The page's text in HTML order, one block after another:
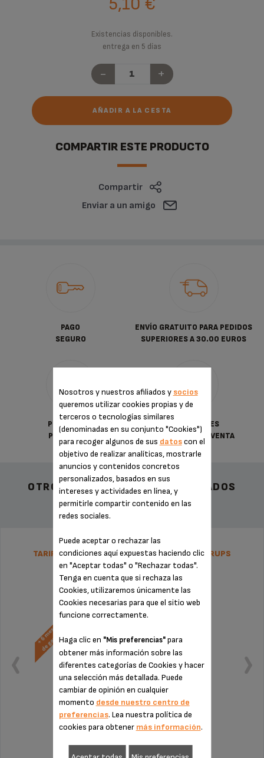
5,10 €
Existencias disponibles.
entrega en 5 días
- +
AÑADIR A LA CESTA
COMPARTIR ESTE PRODUCTO
Compartir
Enviar a un amigo
PAGO
SEGURO
ENVÍO GRATUITO PARA PEDIDOS
SUPERIORES A 30.00 EUROS
POLÍTICA DE
PRIVACIDAD
CONDICIONES
GENERALES DE VENTA
OTROS ACCESORIOS RECOMENDADOS
TARIFA PLANA DE REPARACIÓN NESPRESSO KRUPS
Nosotros y nuestros afiliados y socios
queremos utilizar cookies propias y de
terceros o tecnologías similares
(denominadas en su conjunto "Cookies")
para recoger algunos de sus datoscon el
objetivo de realizar analíticas, mostrarle
anuncios y contenidos concretos
personalizados, basados en sus
intereses y actividades en línea, y
permitirle compartir contenido en las
redes sociales.
Puede aceptar o rechazar las
condiciones aquí expuestas haciendo clic
en "Aceptar todas" o "Rechazar todas".
Tenga en cuenta que si rechaza las
Cookies, utilizaremos únicamente las
Cookies necesarias para que el sitio web
funcione correctamente.
Haga clic en "Mis preferencias"para
obtener más información sobre las
diferentes categorías de Cookies y hacer
una selección más detallada. Puede
cambiar de opinión en cualquier
momento desde nuestro centro de
preferencias. Lea nuestra política de
cookies para obtener más información.